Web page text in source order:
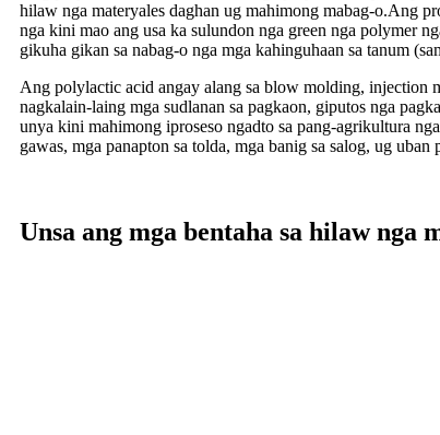
hilaw nga materyales daghan ug mahimong mabag-o.Ang
nga kini mao ang usa ka sulundon nga green nga polymer
gikuha gikan sa nabag-o nga mga kahinguhaan sa tanum
Ang polylactic acid angay alang sa blow molding, injection
nagkalain-laing mga sudlanan sa pagkaon, giputos nga
unya kini mahimong iproseso ngadto sa pang-agrikultura
gawas, mga panapton sa tolda, mga banig sa salog, ug
Unsa ang mga bentaha sa hilaw nga